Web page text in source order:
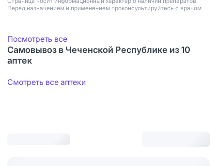
Перед назначением и применением проконсультируйтесь с врачом
Посмотреть все
Самовывоз в Чеченской Республике из 10
аптек
Смотреть все аптеки